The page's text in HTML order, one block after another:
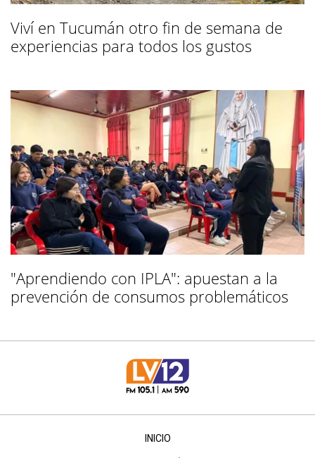
Viví en Tucumán otro fin de semana de
experiencias para todos los gustos
"Aprendiendo con IPLA": apuestan a la
prevención de consumos problemáticos
INICIO